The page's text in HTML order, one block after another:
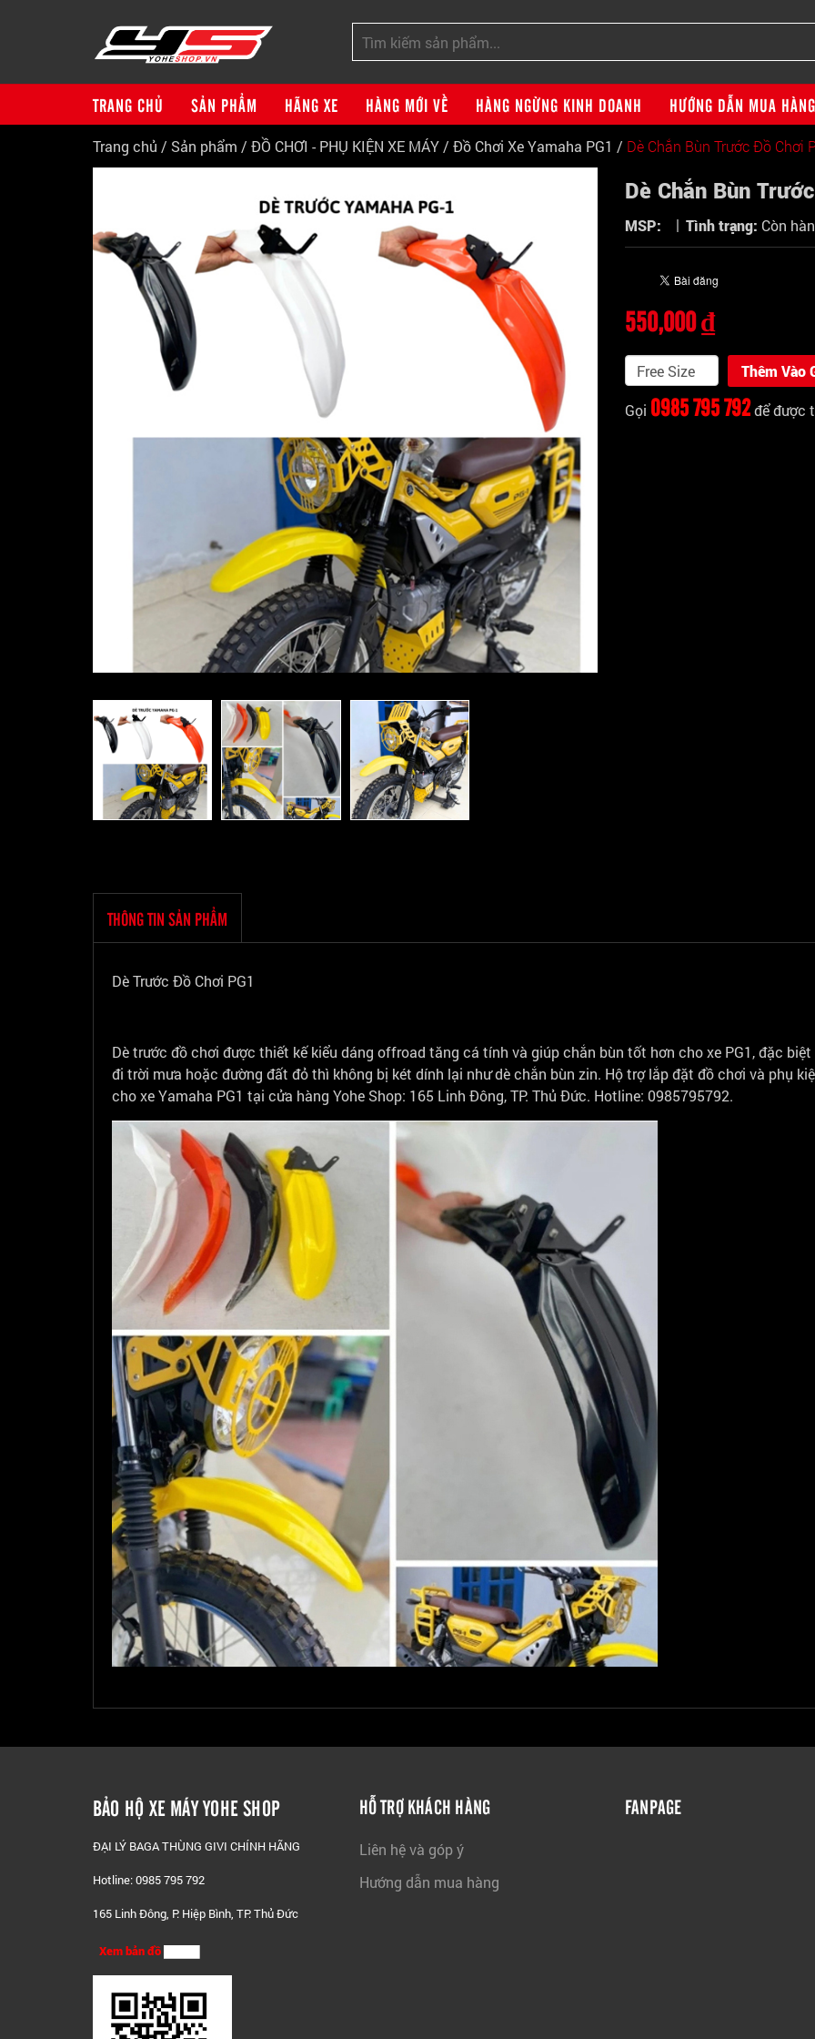
TRANG CHỦ SẢN PHẨM HÃNG XE HÀNG MỚI VỀ HÀNG NGỪNG KINH DOANH HƯỚNG DẪN MUA HÀNG
Trang chủ / Sản phẩm / ĐỒ CHƠI - PHỤ KIỆN XE MÁY/ Đồ Chơi Xe Yamaha PG1 / Dè Chắn Bùn Trước Đồ Chơi
Dè Chắn Bùn
MSP: | Tình trạng: Còn
550,000 ₫
Thêm Vào
Gọi 0985 795 792để được
THÔNG TIN SẢN PHẨM
Dè Trước Đồ Chơi PG1
Dè trước đồ chơi được thiết kế kiểu dáng offroad tăng cá tính và giúp chắn bùn tốt hơn cho xe PG1, đặc biệt
đi trời mưa hoặc đường đất đỏ thì không bị két dính lại như dè chắn bùn zin. Hộ trợ lắp đặt đồ chơi và phụ
cho xe Yamaha PG1 tại cửa hàng Yohe Shop: 165 Linh Đông, TP. Thủ Đức. Hotline: 0985795792.
BẢO HỘ XE MÁY YOHE SHOP
ĐẠI LÝ BAGA THÙNG GIVI CHÍNH HÃNG
Hotline: 0985 795 792
165 Linh Đông, P. Hiệp Bình, TP. Thủ Đức
Xem bản đồ
HỖ TRỢ KHÁCH HÀNG
Liên hệ và góp ý
Hướng dẫn mua hàng
FANPAGE